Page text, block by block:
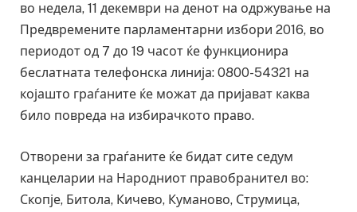
во недела, 11 декември на денот на одржување на
Предвремените парламентарни избори 2016, во
периодот од 7 до 19 часот ќе функционира
беслатната телефонска линија: 0800-54321 на
којашто граѓаните ќе можат да пријават каква
било повреда на избирачкото право.
Отворени за граѓаните ќе бидат сите седум
канцеларии на Народниот правобранител во:
Скопје, Битола, Кичево, Куманово, Струмица,